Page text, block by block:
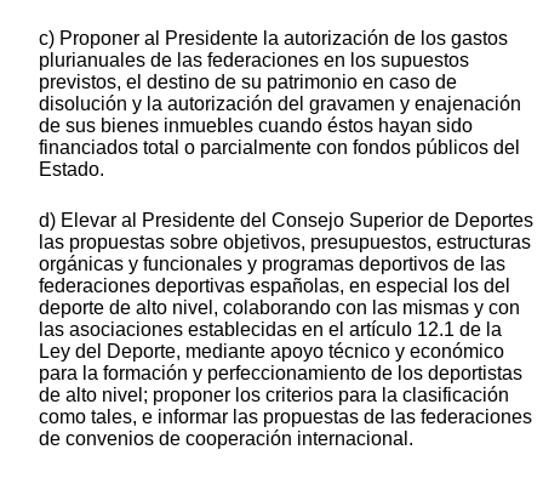
c) Proponer al Presidente la autorización de los gastos
plurianuales de las federaciones en los supuestos
previstos, el destino de su patrimonio en caso de
disolución y la autorización del gravamen y enajenación
de sus bienes inmuebles cuando éstos hayan sido
financiados total o parcialmente con fondos públicos del
Estado.
d) Elevar al Presidente del Consejo Superior de Deportes
las propuestas sobre objetivos, presupuestos, estructuras
orgánicas y funcionales y programas deportivos de las
federaciones deportivas españolas, en especial los del
deporte de alto nivel, colaborando con las mismas y con
las asociaciones establecidas en el artículo 12.1 de la
Ley del Deporte, mediante apoyo técnico y económico
para la formación y perfeccionamiento de los deportistas
de alto nivel; proponer los criterios para la clasificación
como tales, e informar las propuestas de las federaciones
de convenios de cooperación internacional.